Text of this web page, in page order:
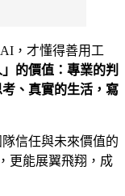
，才懂得善用工
的價值：專業的判
、真實的生活，寫
信任與未來價值的
更能展翼飛翔，成